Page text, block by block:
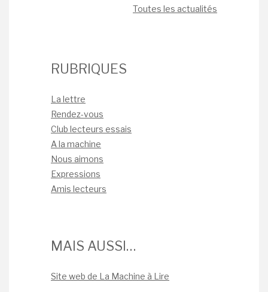
Toutes les actualités
RUBRIQUES
La lettre
Rendez-vous
Club lecteurs essais
A la machine
Nous aimons
Expressions
Amis lecteurs
MAIS AUSSI…
Site web de La Machine à Lire